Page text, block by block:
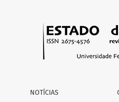
représenter l’identité ?
NOTÍCIAS